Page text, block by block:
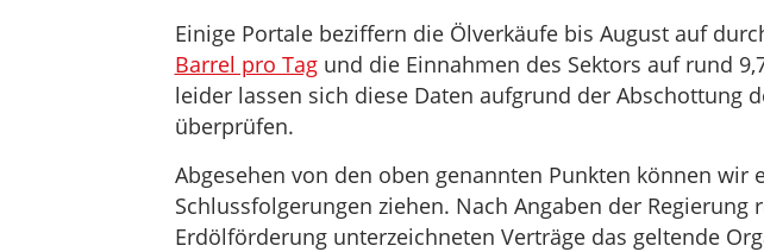
Einige Portale beziffern die Ölverkäufe bis August auf
Barrel pro Tagund die Einnahmen des Sektors auf rund
leider lassen sich diese Daten aufgrund der Abschottung
überprüfen.
Abgesehen von den oben genannten Punkten können wir
Schlussfolgerungen ziehen. Nach Angaben der Regierung
Erdölförderung unterzeichneten Verträge das geltende